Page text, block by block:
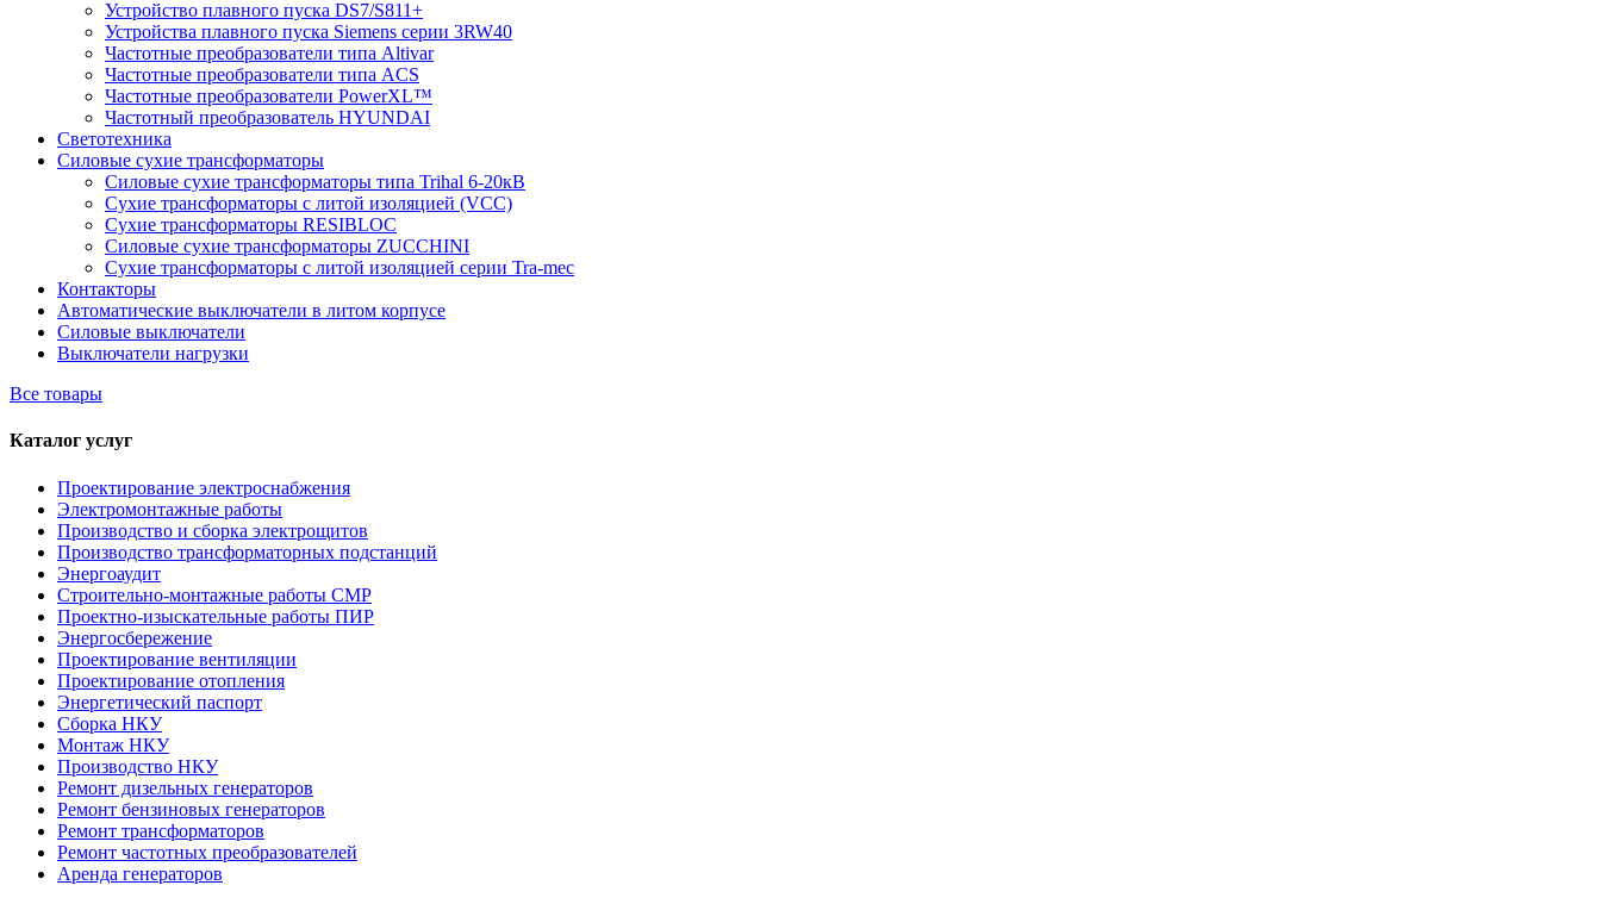
Устройство плавного пуска DS7/S811+
Устройства плавного пуска Siemens серии 3RW40
Частотные преобразователи типа Altivar
Частотные преобразователи типа ACS
Частотные преобразователи PowerXL™
Частотный преобразователь HYUNDAI
Светотехника
Силовые сухие трансформаторы
Силовые сухие трансформаторы типа Trihal 6-20кВ
Сухие трансформаторы с литой изоляцией (VCC)
Сухие трансформаторы RESIBLOC
Силовые сухие трансформаторы ZUCCHINI
Сухие трансформаторы с литой изоляцией серии Tra-mec
Контакторы
Автоматические выключатели в литом корпусе
Силовые выключатели
Выключатели нагрузки
Все товары
Каталог услуг
Проектирование электроснабжения
Электромонтажные работы
Производство и сборка электрощитов
Производство трансформаторных подстанций
Энергоаудит
Строительно-монтажные работы СМР
Проектно-изыскательные работы ПИР
Энергосбережение
Проектирование вентиляции
Проектирование отопления
Энергетический паспорт
Сборка НКУ
Монтаж НКУ
Производство НКУ
Ремонт дизельных генераторов
Ремонт бензиновых генераторов
Ремонт трансформаторов
Ремонт частотных преобразователей
Аренда генераторов